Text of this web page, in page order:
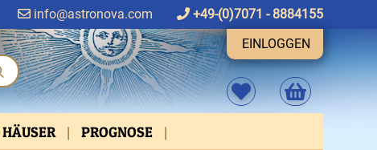
info@astronova.com
+49-(0)7071 - 8884155
EINLOGGEN
PROGNOSE